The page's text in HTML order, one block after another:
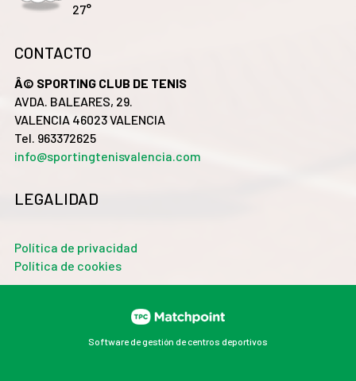
27°
CONTACTO
Â© SPORTING CLUB DE TENIS
AVDA. BALEARES, 29.
VALENCIA 46023 VALENCIA
Tel. 963372625
info@sportingtenisvalencia.com
LEGALIDAD
Política de privacidad
Política de cookies
Software de gestión de centros deportivos